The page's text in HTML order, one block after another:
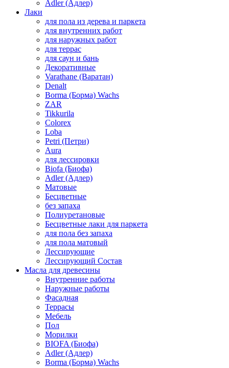
Adler (Адлер)
Лаки
для пола из дерева и паркета
для внутренних работ
для наружных работ
для террас
для саун и бань
Декоративные
Varathane (Варатан)
Denalt
Borma (Борма) Wachs
ZAR
Tikkurila
Colorex
Loba
Petri (Петри)
Aura
для лессировки
Biofa (Биофа)
Adler (Адлер)
Матовые
Бесцветные
без запаха
Полиуретановые
Бесцветные лаки для паркета
для пола без запаха
для пола матовый
Лессирующие
Лессирующий Состав
Масла для древесины
Внутренние работы
Наружные работы
Фасадная
Террасы
Мебель
Пол
Морилки
BIOFA (Биофа)
Adler (Адлер)
Borma (Борма) Wachs